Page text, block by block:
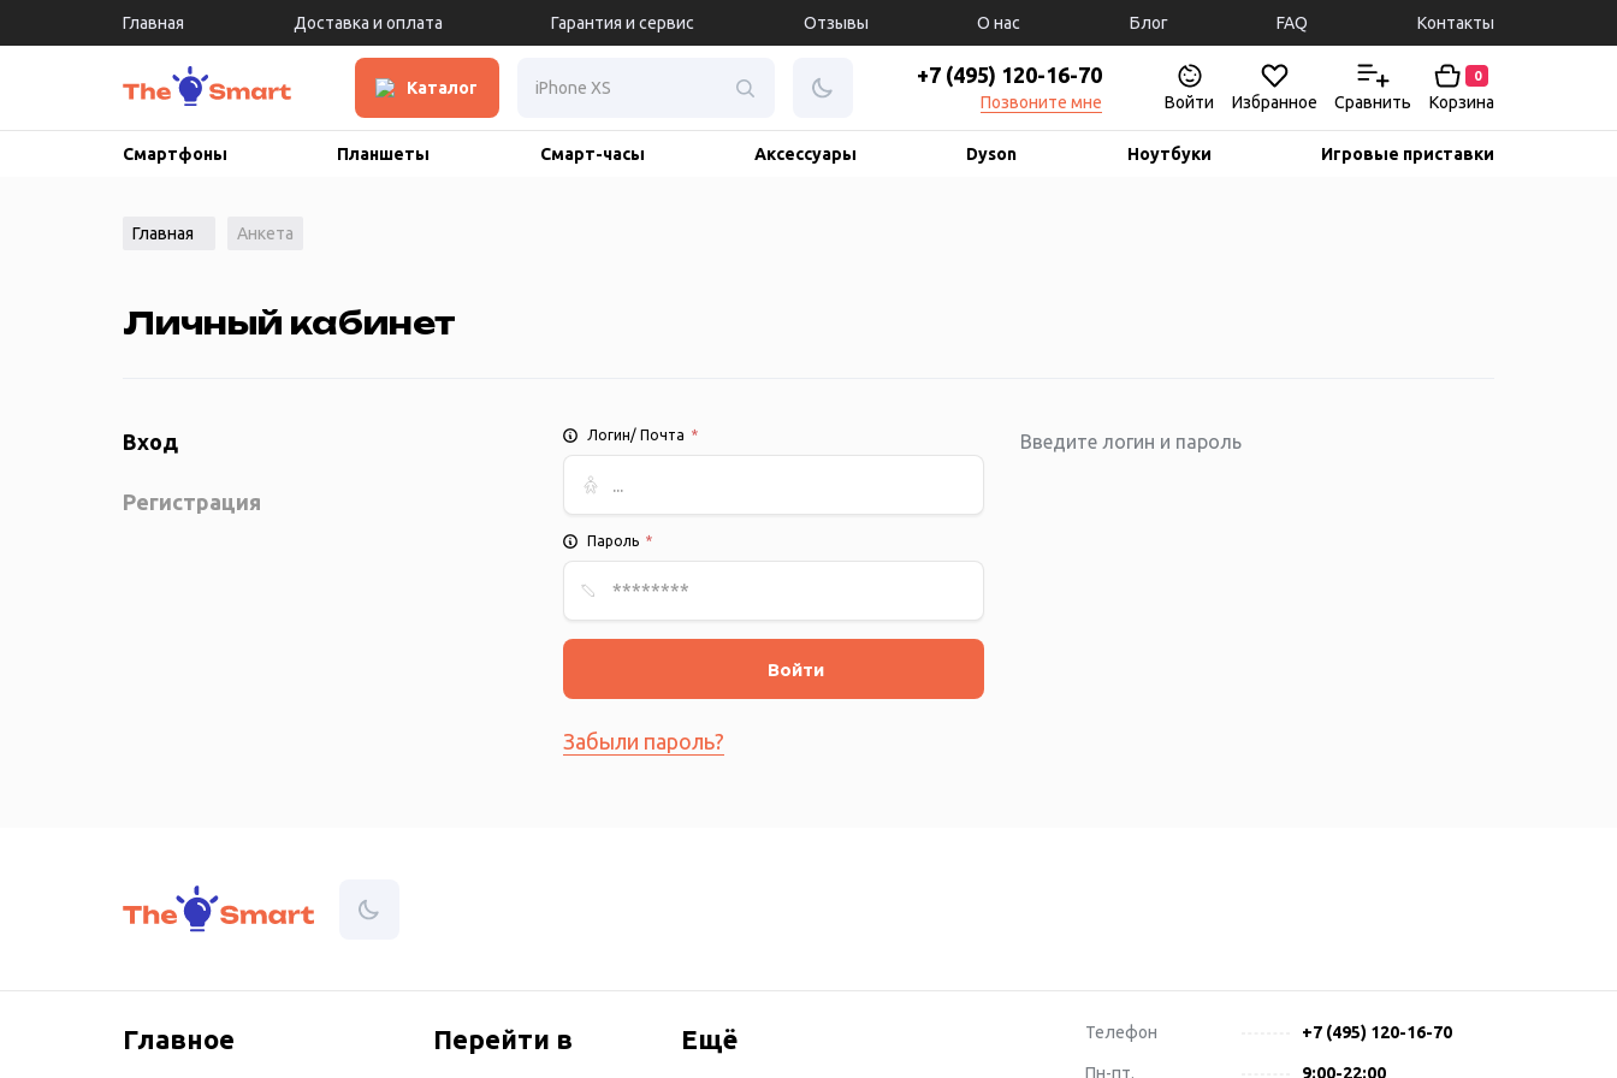
Главная Доставка и оплата Гарантия и сервис Отзывы О нас Блог FAQ Контакты
Каталог
+7 (495) 120-16-70
Позвоните мне Войти Избранное Сравнить
0
Корзина
Смартфоны Планшеты Смарт-часы Аксессуары Dyson Ноутбуки Игровые приставки
Каталог
Доставка и оплата
Блог
Главная Анкета
Личный кабинет
Вход
Регистрация
Логин/ Почта *
Пароль *
Войти
Забыли пароль?
Введите логин и пароль
Главное Перейти в Ещё Телефон +7 (495) 120-16-70
Пн-пт. 9:00-22:00